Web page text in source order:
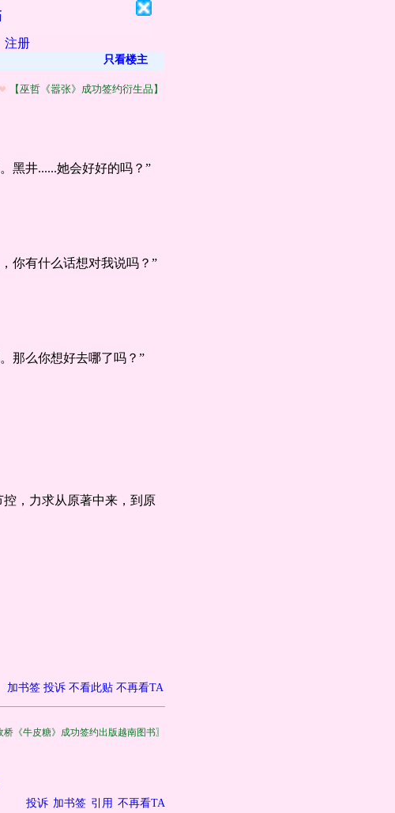
注册
只看楼主
【巫哲《嚣张》成功签约衍生品】
黑井......她会好好的吗？”
你有什么话想对我说吗？”
那么你想好去哪了吗？”
，力求从原著中来，到原
加书签 投诉 不看此贴 不再看TA
桥《牛皮糖》成功签约出版越南图书〗
投诉 加书签 引用 不再看TA